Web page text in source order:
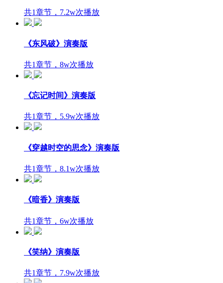
共1章节，7.2w次播放
《东风破》演奏版
共1章节，8w次播放
《忘记时间》演奏版
共1章节，5.9w次播放
《穿越时空的思念》演奏版
共1章节，8.1w次播放
《暗香》演奏版
共1章节，6w次播放
《笑纳》演奏版
共1章节，7.9w次播放